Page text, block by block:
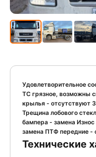
Удовлетворительное
ТС грязное, возможны
крылья - отсутствуют
Трещина лобового
бампера - замена Износ
замена ПТФ передние -
Технические